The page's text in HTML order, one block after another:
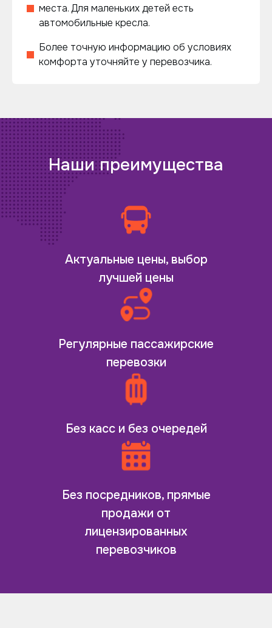
места. Для маленьких детей есть
автомобильные кресла.
Более точную информацию об условиях
комфорта уточняйте у перевозчика.
Наши преимущества
Актуальные цены, выбор
лучшей цены
Регулярные пассажирские
перевозки
Без касс и без очередей
Без посредников, прямые
продажи от
лицензированных
перевозчиков